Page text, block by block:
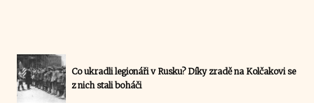
Co ukradli legionáři v Rusku? Díky zradě na Kolčakovi se
z nich stali boháči